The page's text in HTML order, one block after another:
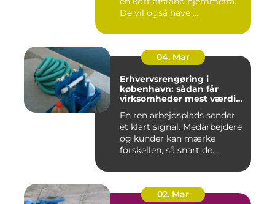
De vil også have ...
04. Mar
Erhvervsrengøring i
københavn: sådan får
virksomheder mest værdi
En ren arbejdsplads sender
et klart signal. Medarbejdere
og kunder kan mærke
forskellen, så snart de...
02. Mar